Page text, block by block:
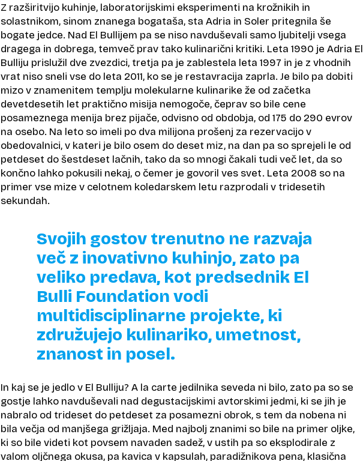
Z razširitvijo kuhinje, laboratorijskimi eksperimenti na krožnikih in
solastnikom, sinom znanega bogataša, sta Adria in Soler pritegnila še
bogate jedce. Nad El Bullijem pa se niso navduševali samo ljubitelji vsega
dragega in dobrega, temveč prav tako kulinarični kritiki. Leta 1990 je Adria El
Bulliju prislužil dve zvezdici, tretja pa je zablestela leta 1997 in je z vhodnih
vrat niso sneli vse do leta 2011, ko se je restavracija zaprla. Je bilo pa dobiti
mizo v znamenitem templju molekularne kulinarike že od začetka
devetdesetih let praktično misija nemogoče, čeprav so bile cene
posameznega menija brez pijače, odvisno od obdobja, od 175 do 290 evrov
na osebo. Na leto so imeli po dva milijona prošenj za rezervacijo v
obedovalnici, v kateri je bilo osem do deset miz, na dan pa so sprejeli le od
petdeset do šestdeset lačnih, tako da so mnogi čakali tudi več let, da so
končno lahko pokusili nekaj, o čemer je govoril ves svet. Leta 2008 so na
primer vse mize v celotnem koledarskem letu razprodali v tridesetih
sekundah.
Svojih gostov trenutno ne razvaja
več z inovativno kuhinjo, zato pa
veliko predava, kot predsednik El
Bulli Foundation vodi
multidisciplinarne projekte, ki
združujejo kulinariko, umetnost,
znanost in posel.
In kaj se je jedlo v El Bulliju? A la carte jedilnika seveda ni bilo, zato pa so se
gostje lahko navduševali nad degustacijskimi avtorskimi jedmi, ki se jih je
nabralo od trideset do petdeset za posamezni obrok, s tem da nobena ni
bila večja od manjšega grižljaja. Med najbolj znanimi so bile na primer oljke,
ki so bile videti kot povsem navaden sadež, v ustih pa so eksplodirale z
valom oljčnega okusa, pa kavica v kapsulah, paradižnikova pena, klasična